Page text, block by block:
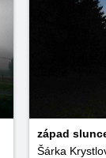
západ
Šárka